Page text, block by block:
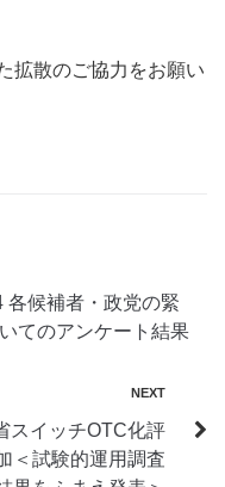
拡散のご協力をお願い
各候補者・政党の緊
てのアンケート結果
NEXT
スイッチOTC化評
＜試験的運用調査